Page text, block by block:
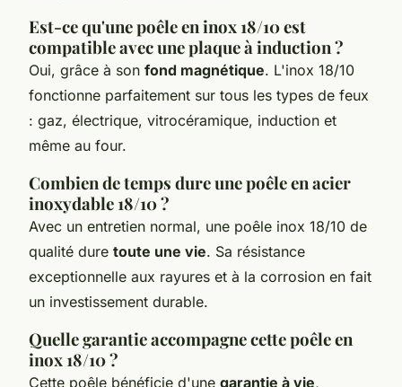
Est-ce qu'une poêle en inox 18/10 est
compatible avec une plaque à induction ?
Oui, grâce à son fond magnétique. L'inox 18/10
fonctionne parfaitement sur tous les types de feux
: gaz, électrique, vitrocéramique, induction et
même au four.
Combien de temps dure une poêle en acier
inoxydable 18/10 ?
Avec un entretien normal, une poêle inox 18/10 de
qualité dure toute une vie. Sa résistance
exceptionnelle aux rayures et à la corrosion en fait
un investissement durable.
Quelle garantie accompagne cette poêle en
inox 18/10 ?
Cette poêle bénéficie d'une garantie à vie,